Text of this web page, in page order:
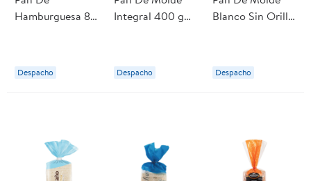
Hamburguesa 8
Despacho
Integral 400 g
Despacho
Blanco Sin Orilla
Despacho